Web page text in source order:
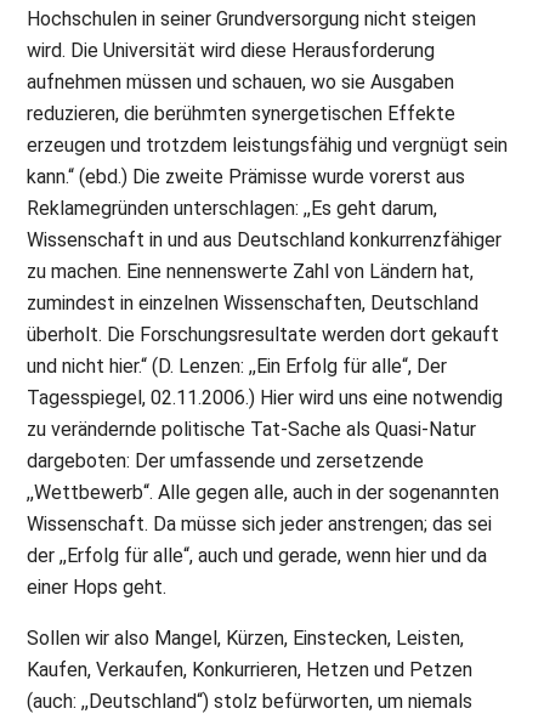
Hochschulen in seiner Grundversorgung nicht steigen
wird. Die Universität wird diese Herausforderung
aufnehmen müssen und schauen, wo sie Ausgaben
reduzieren, die berühmten synergetischen Effekte
erzeugen und trotzdem leistungsfähig und vergnügt sein
kann.“ (ebd.) Die zweite Prämisse wurde vorerst aus
Reklamegründen unterschlagen: ,,Es geht darum,
Wissenschaft in und aus Deutschland konkurrenzfähiger
zu machen. Eine nennenswerte Zahl von Ländern hat,
zumindest in einzelnen Wissenschaften, Deutschland
überholt. Die Forschungsresultate werden dort gekauft
und nicht hier.“ (D. Lenzen: ,,Ein Erfolg für alle“, Der
Tagesspiegel, 02.11.2006.) Hier wird uns eine notwendig
zu verändernde politische Tat-Sache als Quasi-Natur
dargeboten: Der umfassende und zersetzende
,,Wettbewerb“. Alle gegen alle, auch in der sogenannten
Wissenschaft. Da müsse sich jeder anstrengen; das sei
der ,,Erfolg für alle“, auch und gerade, wenn hier und da
einer Hops geht.
Sollen wir also Mangel, Kürzen, Einstecken, Leisten,
Kaufen, Verkaufen, Konkurrieren, Hetzen und Petzen
(auch: ,,Deutschland“) stolz befürworten, um niemals